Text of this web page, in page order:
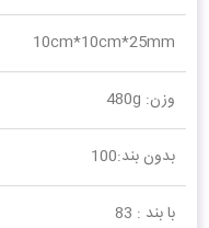
10cm*10cm*25mm
وزن: 480g
بدون بند:100
با بند : 83